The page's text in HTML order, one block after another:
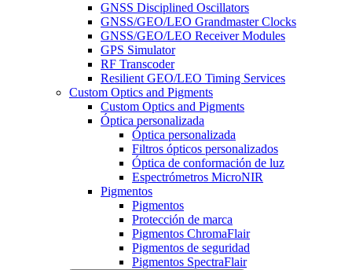
GNSS Disciplined Oscillators
GNSS/GEO/LEO Grandmaster Clocks
GNSS/GEO/LEO Receiver Modules
GPS Simulator
RF Transcoder
Resilient GEO/LEO Timing Services
Custom Optics and Pigments
Custom Optics and Pigments
Óptica personalizada
Óptica personalizada
Filtros ópticos personalizados
Óptica de conformación de luz
Espectrómetros MicroNIR
Pigmentos
Pigmentos
Protección de marca
Pigmentos ChromaFlair
Pigmentos de seguridad
Pigmentos SpectraFlair